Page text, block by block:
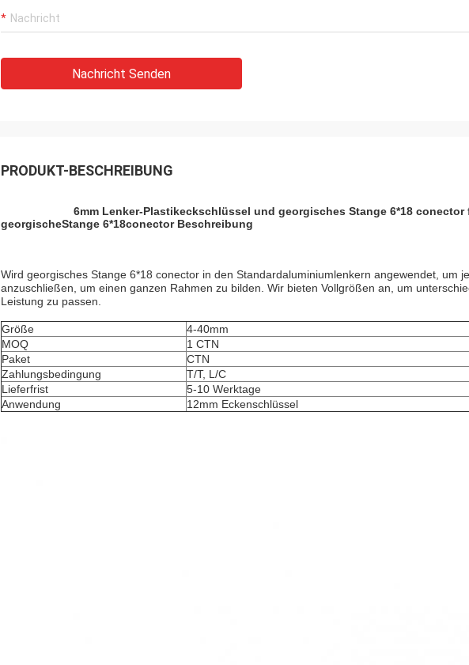
Nachricht Senden
PRODUKT-BESCHREIBUNG
6mm Lenker-Plastikeckschlüssel und georgisches Stange 6*18
georgischeStange 6*18conector Beschreibung
Wird georgisches Stange 6*18 conector in den Standardaluminiumlenkern angewendet, um
anzuschließen, um einen ganzen Rahmen zu bilden. Wir bieten Vollgrößen an, um
Leistung zu passen.
Größe
4-40mm
MOQ
1 CTN
Paket
CTN
Zahlungsbedingung
T/T, L/C
Lieferfrist
5-10 Werktage
Anwendung
12mm Eckenschlüssel